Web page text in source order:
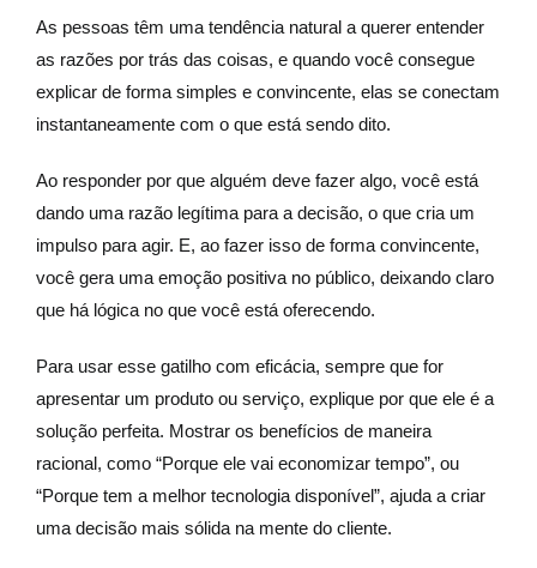
As pessoas têm uma tendência natural a querer entender
as razões por trás das coisas, e quando você consegue
explicar de forma simples e convincente, elas se conectam
instantaneamente com o que está sendo dito.
Ao responder por que alguém deve fazer algo, você está
dando uma razão legítima para a decisão, o que cria um
impulso para agir. E, ao fazer isso de forma convincente,
você gera uma emoção positiva no público, deixando claro
que há lógica no que você está oferecendo.
Para usar esse gatilho com eficácia, sempre que for
apresentar um produto ou serviço, explique por que ele é a
solução perfeita. Mostrar os benefícios de maneira
racional, como “Porque ele vai economizar tempo”, ou
“Porque tem a melhor tecnologia disponível”, ajuda a criar
uma decisão mais sólida na mente do cliente.